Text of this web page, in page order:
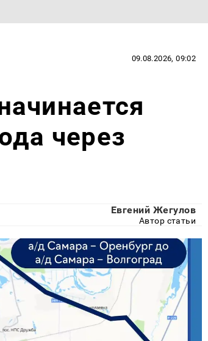
09.08.2026, 09:02
через
Евгений Жегулов
Автор статьи